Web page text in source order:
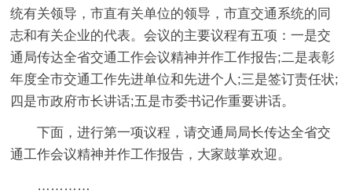
统有关领导，市直有关单位的领导，市直交通系统的同
志和有关企业的代表。会议的主要议程有五项：一是交
通局传达全省交通工作会议精神并作工作报告;二是表彰
年度全市交通工作先进单位和先进个人;三是签订责任状;
四是市政府市长讲话;五是市委书记作重要讲话。
下面，进行第一项议程，请交通局局长传达全省交
通工作会议精神并作工作报告，大家鼓掌欢迎。
…………